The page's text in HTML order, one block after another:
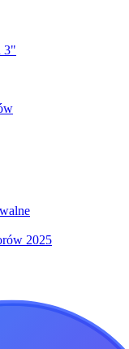
3"
2025